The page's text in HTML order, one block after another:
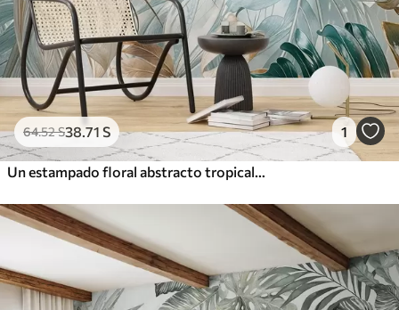
64.52S38 .71 S 1